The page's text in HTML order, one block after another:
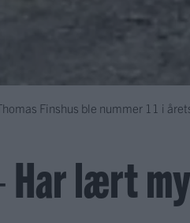
Finshus ble nummer 11 i
Har lært